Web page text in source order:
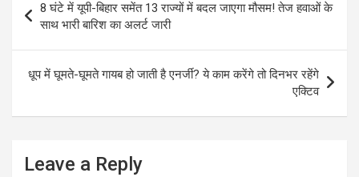
navigation
8 घंटे में यूपी-बिहार समेंत 13 राज्यों में बदल जाएगा मौसम! तेज हवाओं के
साथ भारी बारिश का अलर्ट जारी
धूप में घूमते-घूमते गायब हो जाती है एनर्जी? ये काम करेंगे तो दिनभर रहेंगे
एक्टिव
Leave a Reply